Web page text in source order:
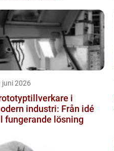
juni 2026
i
industri: Från idé
fungerande lösning